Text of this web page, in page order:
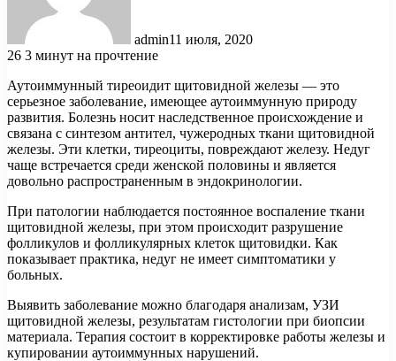
admin11 июля, 2020
26 3 минут на прочтение
Аутоиммунный тиреоидит щитовидной железы — это
серьезное заболевание, имеющее аутоиммунную природу
развития. Болезнь носит наследственное происхождение и
связана с синтезом антител, чужеродных ткани щитовидной
железы. Эти клетки, тиреоциты, повреждают железу. Недуг
чаще встречается среди женской половины и является
довольно распространенным в эндокринологии.
При патологии наблюдается постоянное воспаление ткани
щитовидной железы, при этом происходит разрушение
фолликулов и фолликулярных клеток щитовидки. Как
показывает практика, недуг не имеет симптоматики у
больных.
Выявить заболевание можно благодаря анализам, УЗИ
щитовидной железы, результатам гистологии при биопсии
материала. Терапия состоит в корректировке работы железы и
купировании аутоиммунных нарушений.